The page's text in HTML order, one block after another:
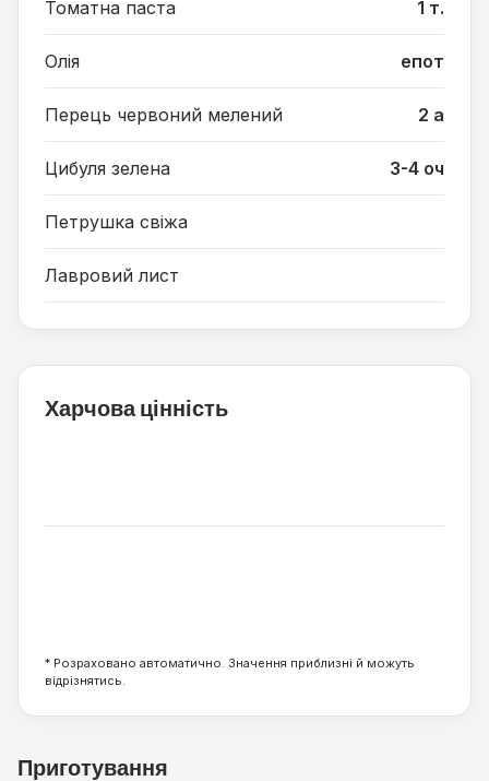
Томатна паста 1 т.
Олія епот
Перець червоний мелений 2 а
Цибуля зелена 3-4 оч
Петрушка свіжа
Лавровий лист
Харчова цінність
* Розраховано автоматично. Значення приблизні й можуть
відрізнятись.
Приготування